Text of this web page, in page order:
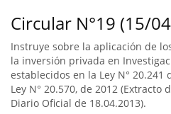
Circular N°19 (15/
Instruye sobre la aplicación de
la inversión privada en
establecidos en la Ley N° 20.241
Ley N° 20.570, de 2012
Diario Oficial de 18.04.2013).